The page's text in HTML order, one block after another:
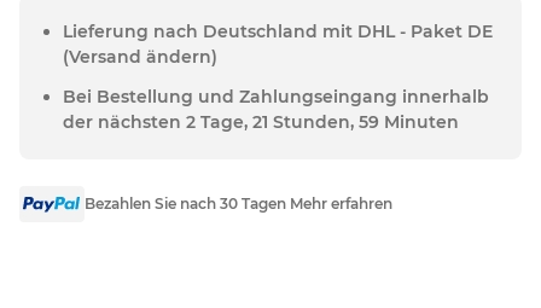
Lieferung nach Deutschland mit DHL - Paket DE
(Versand ändern)
Bei Bestellung und Zahlungseingang innerhalb
der nächsten 2 Tage, 21 Stunden, 59 Minuten
Bezahlen Sie nach 30 Tagen Mehr erfahren